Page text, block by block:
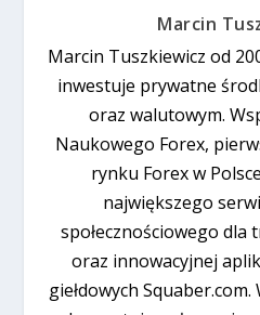
Marcin
Marcin Tuszkiewicz od
inwestuje prywatne
oraz walutowym.
Naukowego Forex,
rynku Forex w
największego
społecznościowego dla
oraz innowacyjnej
giełdowych